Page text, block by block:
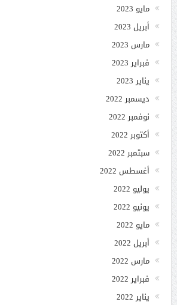
مايو 2023
أبريل 2023
مارس 2023
فبراير 2023
يناير 2023
ديسمبر 2022
نوفمبر 2022
أكتوبر 2022
سبتمبر 2022
أغسطس 2022
يوليو 2022
يونيو 2022
مايو 2022
أبريل 2022
مارس 2022
فبراير 2022
يناير 2022